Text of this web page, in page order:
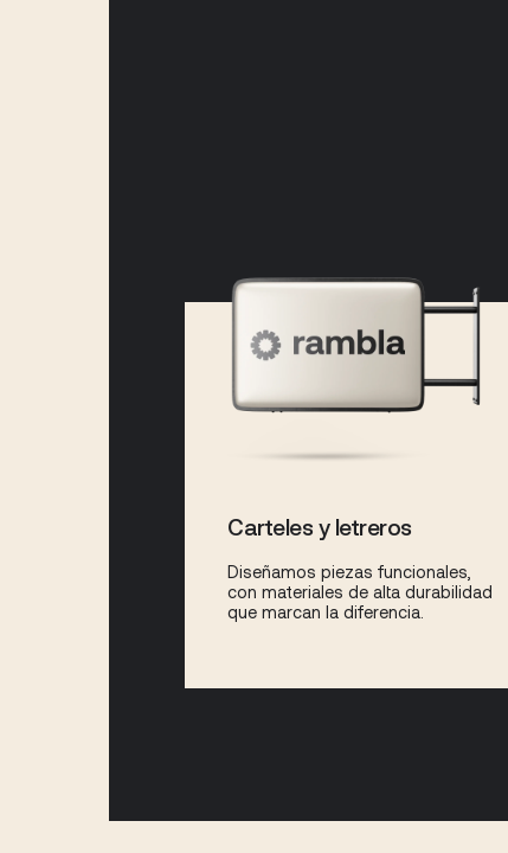
Carteles y letreros
Diseñamos piezas funcionales,
con materiales de alta durabilidad
que marcan la diferencia.